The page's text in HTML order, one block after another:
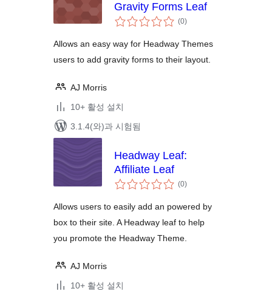
Gravity Forms Leaf
(0전
체
점
)
Allows an easy way for Headway Themes
users to add gravity forms to their layout.
AJ Morris
10+ 활성 설치
3.1.4(와)과 시험됨
Headway Leaf:
Affiliate Leaf
(0전
체)
Allows users to easily add an powered by
box to their site. A Headway leaf to help
you promote the Headway Theme.
AJ Morris
10+ 활성 설치